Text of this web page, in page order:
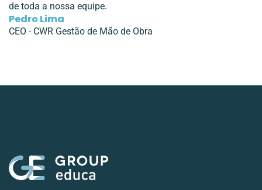
de toda a nossa equipe.
Pedro Lima
CEO - CWR Gestão de Mão de Obra